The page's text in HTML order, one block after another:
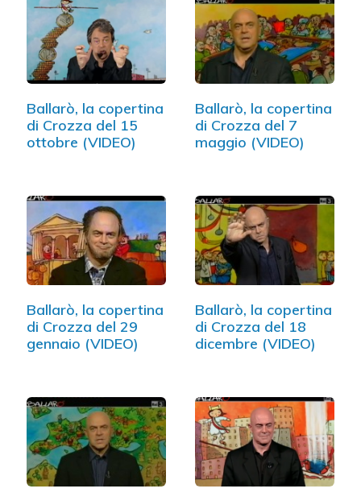
Ballarò, la copertina
di Crozza del 15
ottobre (VIDEO)
Ballarò, la copertina
di Crozza del 7
maggio (VIDEO)
Ballarò, la copertina
di Crozza del 29
gennaio (VIDEO)
Ballarò, la copertina
di Crozza del 18
dicembre (VIDEO)